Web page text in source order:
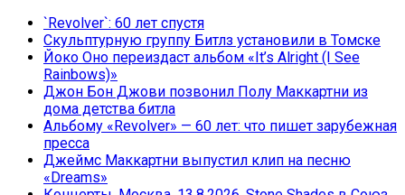
`Revolver`: 60 лет спустя
Скульптурную группу Битлз установили в Томске
Йоко Оно переиздаст альбом «It’s Alright (I See
Rainbows)»
Джон Бон Джови позвонил Полу Маккартни из
дома детства битла
Альбому «Revolver» — 60 лет: что пишет зарубежная
пресса
Джеймс Маккартни выпустил клип на песню
«Dreams»